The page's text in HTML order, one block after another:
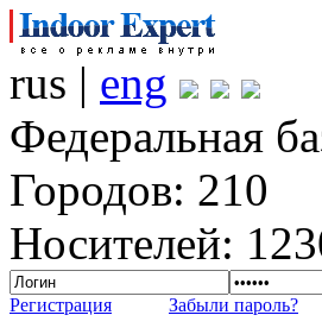
rus | eng
Федеральная
Городов: 210
Носителей:
Регистрация Забыли пароль?